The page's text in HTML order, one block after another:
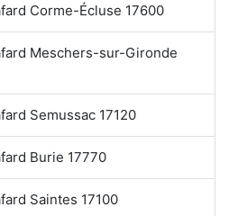
Corme-Écluse 17600
Meschers-sur-Gironde
Semussac 17120
Burie 17770
Saintes 17100